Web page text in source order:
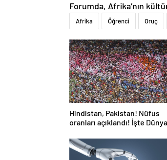
Forumda, Afrika’nın
Afrika Öğrenci Oruç
Hindistan, Pakistan! Nüfus
oranları açıklandı! İşte
haritası ülkeler!